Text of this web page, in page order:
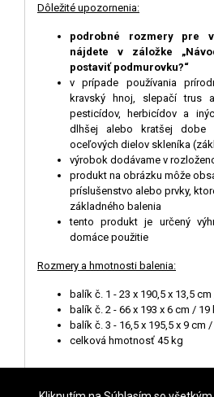
Dô ležité upozornenia:
podrobné rozmery pre
nájdete v záložke
postaviť podmurovku?“
v prípade používania
kravský hnoj, slepačí trus
pesticídov, herbicídov a
dlhšej alebo kratšej dobe
oceľových dielov skleníka
výrobok dodávame v
produkt na obrázku môže
príslušenstvo alebo prvky,
základného balenia
tento produkt je určený
domáce použitie
Rozmery a hmotnosti balenia:
balík č. 1 - 23 x 190,5 x 13,5
balík č. 2 - 66 x 193 x 6 cm / 19
balík č. 3 - 16,5 x 195,5 x 9 cm
celková hmotnosť 45 kg